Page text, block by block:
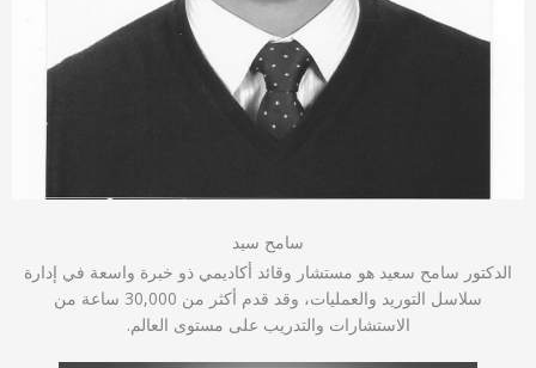
سامح سيد
الدكتور سامح سعيد هو مستشار وقائد أكاديمي ذو خبرة واسعة في إدارة
سلاسل التوريد والعمليات، وقد قدم أكثر من 30,000 ساعة من
الاستشارات والتدريب على مستوى العالم.